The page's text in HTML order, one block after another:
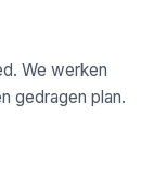
We werken
gedragen plan.